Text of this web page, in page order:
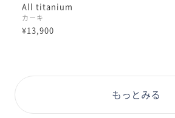
All titanium
カーキ
¥13,900
もっとみる